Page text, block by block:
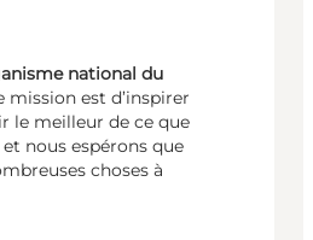
national du
mission est d’inspirer
le meilleur de ce que
nous espérons que
choses à